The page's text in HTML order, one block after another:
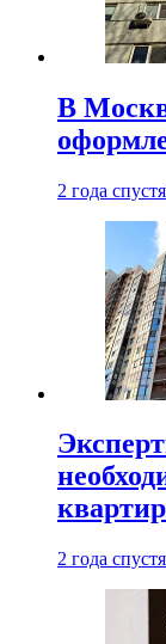
В
2 года спустя
2 года спустя